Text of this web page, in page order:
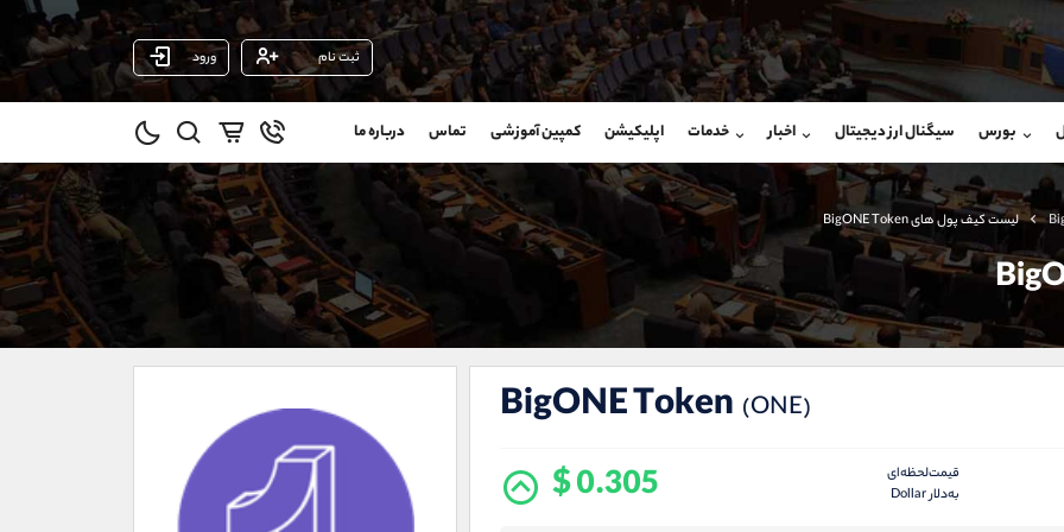
ثبت نام ورود
بورس سیگنال ارز دیجیتال اخبار خدمات اپلیکیشن کمپین آموزشی تماس درباره ما
لیست کیف پول های BigONE Token
BigONE Token (ONE)
قیمت‌لحظه‌ای
به‌دلار Dollar
$ 0.305
شروع گفتگو
@Armteam_admin_33
118
شروع گفتگو
@Armteam_admin_103
داخلی 103
(ایمان پوراسماعیلی)
09927779040
واتساپ شروع گفتگو
تلگرام @Armteam_admin_por
021-22021030
021-22021040
@alireza.mehrabii
@alirezamehrabi_com
@alirezamehrabi_official